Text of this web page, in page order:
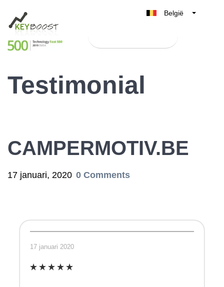
België
Nederland
Testimonial
CAMPERMOTIV.BE
17 januari, 2020 0 Comments
17 januari 2020